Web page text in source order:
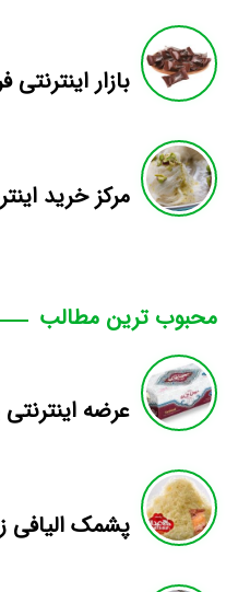
مرکز خرید
محبوب ترین مطالب
عرضه
پشمک الیافی